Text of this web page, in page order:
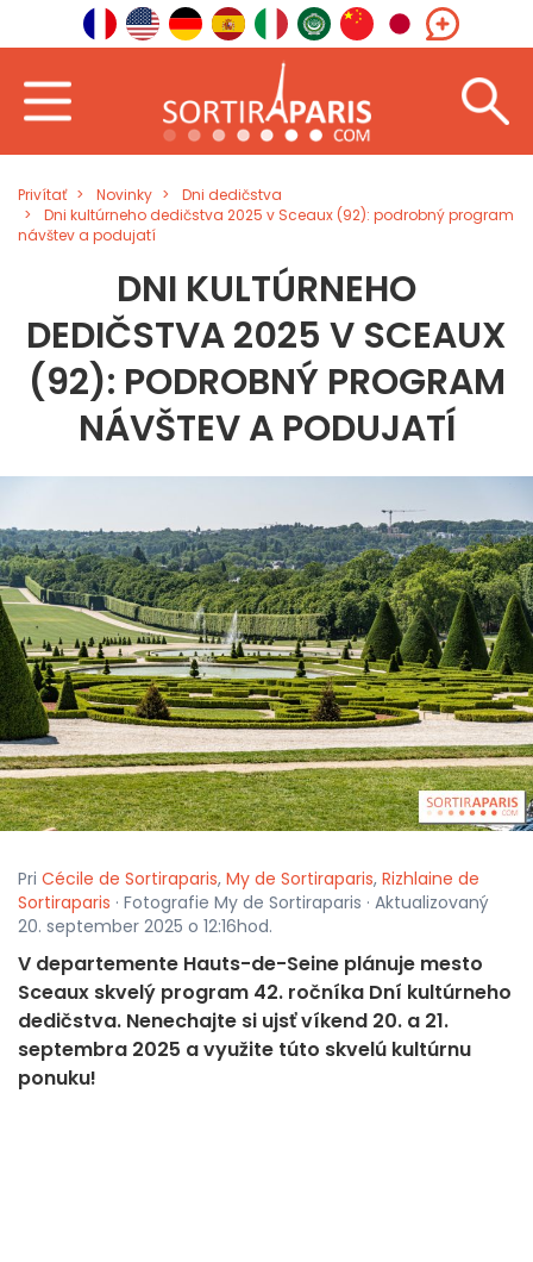
Privítať Novinky
Dni dedičstva
Dni kultúrneho dedičstva 2025 v Sceaux (92): podrobný program
návštev a podujatí
DNI KULTÚRNEHO
DEDIČSTVA 2025 V SCEAUX
(92): PODROBNÝ PROGRAM
NÁVŠTEV A PODUJATÍ
Pri Cécile de Sortiraparis, My de Sortiraparis, Rizhlaine de
Sortiraparis · Fotografie My de Sortiraparis · Aktualizovaný
20. september 2025 o 12:16hod.
V departemente Hauts-de-Seine plánuje mesto
Sceaux skvelý program 42. ročníka Dní kultúrneho
dedičstva. Nenechajte si ujsť víkend 20. a 21.
septembra 2025 a využite túto skvelú kultúrnu
ponuku!